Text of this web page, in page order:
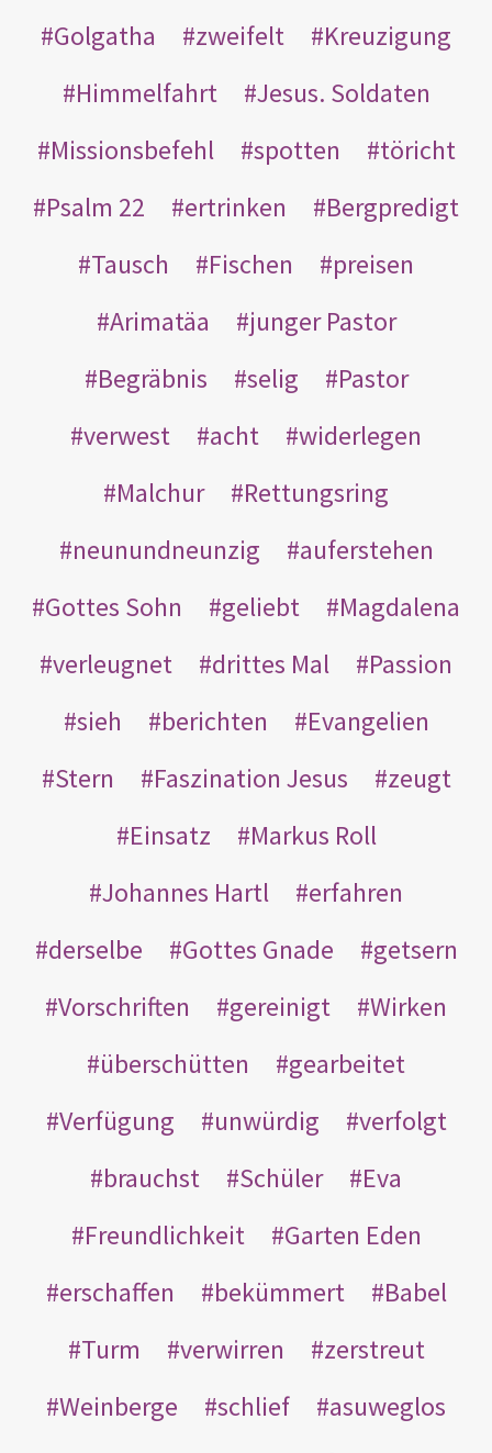
Golgatha
zweifelt
Kreuzigung
Himmelfahrt
Jesus. Soldaten
Missionsbefehl
spotten
töricht
Psalm 22
ertrinken
Bergpredigt
Tausch
Fischen
preisen
Arimatäa
junger Pastor
Begräbnis
selig
Pastor
verwest
acht
widerlegen
Malchur
Rettungsring
neunundneunzig
auferstehen
Gottes Sohn
geliebt
Magdalena
verleugnet
drittes Mal
Passion
sieh
berichten
Evangelien
Stern
Faszination Jesus
zeugt
Einsatz
Markus Roll
Johannes Hartl
erfahren
derselbe
Gottes Gnade
getsern
Vorschriften
gereinigt
Wirken
überschütten
gearbeitet
Verfügung
unwürdig
verfolgt
brauchst
Schüler
Eva
Freundlichkeit
Garten Eden
erschaffen
bekümmert
Babel
Turm
verwirren
zerstreut
Weinberge
schlief
asuweglos